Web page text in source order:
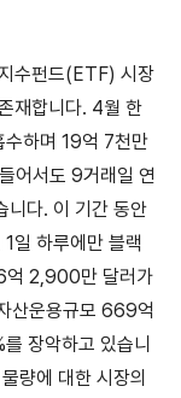
수펀드(ETF) 시장
재합니다. 4월 한
수하며 19억 7천만
어서도 9거래일 연
니다. 이 기간 동안
일 하루에만 블랙
억 2,900만 달러가
산운용규모 669억
장악하고 있습니
량에 대한 시장의